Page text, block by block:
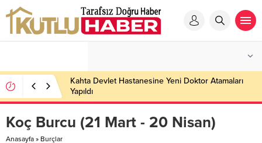
Kahta Devlet Hastanesine Yeni Doktor Atamaları
Yapıldı
Koç Burcu (21 Mart - 20 Nisan)
Anasayfa » Burçlar